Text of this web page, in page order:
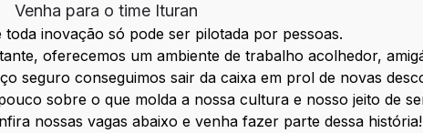
Venha para o time Ituran
toda inovação só pode ser pilotada por pessoas.
oferecemos um ambiente de trabalho acolhedor,
seguro conseguimos sair da caixa em prol de novas
sobre o que molda a nossa cultura e nosso jeito de
nossas vagas abaixo e venha fazer parte dessa história!